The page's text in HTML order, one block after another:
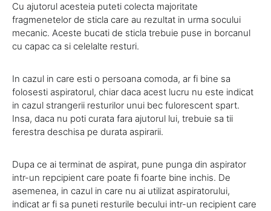
Cu ajutorul acesteia puteti colecta majoritate
fragmenetelor de sticla care au rezultat in urma socului
mecanic. Aceste bucati de sticla trebuie puse in borcanul
cu capac ca si celelalte resturi.
In cazul in care esti o persoana comoda, ar fi bine sa
folosesti aspiratorul, chiar daca acest lucru nu este indicat
in cazul strangerii resturilor unui bec fulorescent spart.
Insa, daca nu poti curata fara ajutorul lui, trebuie sa tii
ferestra deschisa pe durata aspirarii.
Dupa ce ai terminat de aspirat, pune punga din aspirator
intr-un repcipient care poate fi foarte bine inchis. De
asemenea, in cazul in care nu ai utilizat aspiratorului,
indicat ar fi sa puneti resturile becului intr-un recipient care